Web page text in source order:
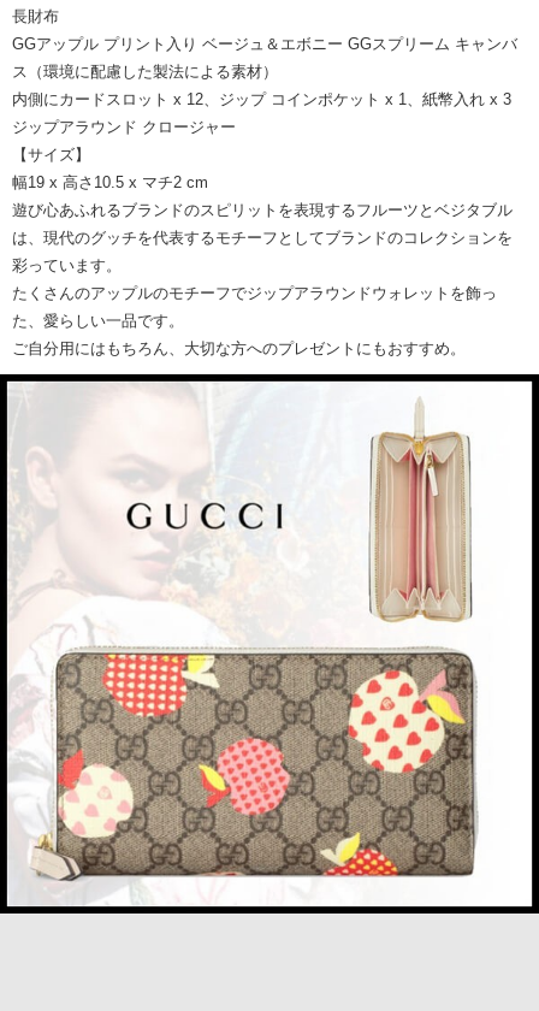
長財布
GGアップル プリント入り ベージュ＆エボニー GGスプリーム キャンバ
ス（環境に配慮した製法による素材）
内側にカードスロット x 12、ジップ コインポケット x 1、紙幣入れ x 3
ジップアラウンド クロージャー
【サイズ】
幅19 x 高さ10.5 x マチ2 cm
遊び心あふれるブランドのスピリットを表現するフルーツとベジタブル
は、現代のグッチを代表するモチーフとしてブランドのコレクションを
彩っています。
たくさんのアップルのモチーフでジップアラウンドウォレットを飾っ
た、愛らしい一品です。
ご自分用にはもちろん、大切な方へのプレゼントにもおすすめ。